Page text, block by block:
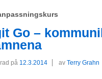
Go –
på 12.3.2014 av Terry Grahn